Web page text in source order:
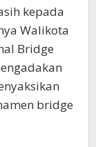
kepada
Walikota
Bridge
bridge